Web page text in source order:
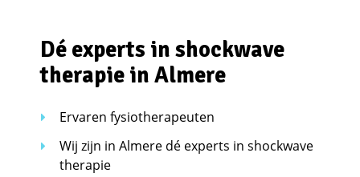
Dé experts in shockwave
therapie in Almere
Ervaren fysiotherapeuten
Wij zijn in Almere dé experts in shockwave
therapie